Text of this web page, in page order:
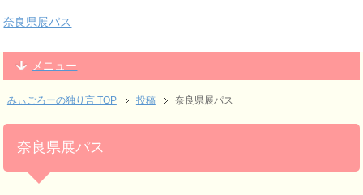
奈良県展パス
メニュー
みぃごろーの独り言 TOP 投稿 奈良県展パス
奈良県展パス